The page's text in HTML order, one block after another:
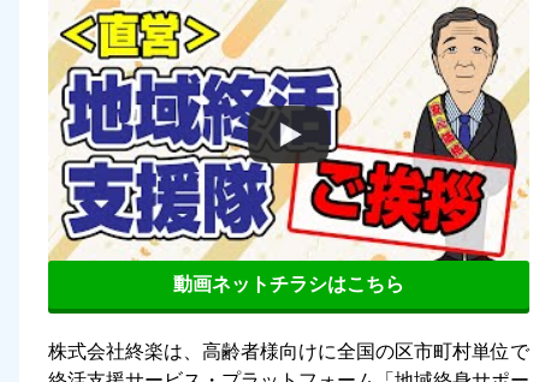
動画ネットチラシはこちら
株式会社終楽は、高齢者様向けに全国の区市町村単位で